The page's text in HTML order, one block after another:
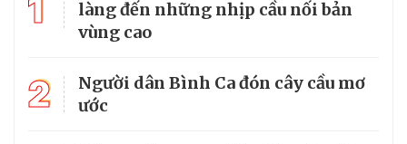
1
làng đến những nhịp cầu nối bản
vùng cao
2
Người dân Bình Ca đón cây cầu mơ
ước